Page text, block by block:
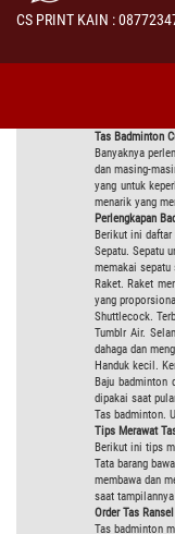
CS PRINT KAIN :
Tas Badminton
Banyaknya
dan masing-
yang untuk
menarik yang
Perlengkapan
Berikut ini daftar
Sepatu. Sepatu
memakai
Raket. Raket
yang
Shuttlecock.
Tumblr Air.
dahaga dan
Handuk kecil.
Baju badminton
dipakai saat
Tas badminton.
Tips Merawat
Berikut ini tips
Tata barang
membawa dan
saat
Order Tas
Tas badminton